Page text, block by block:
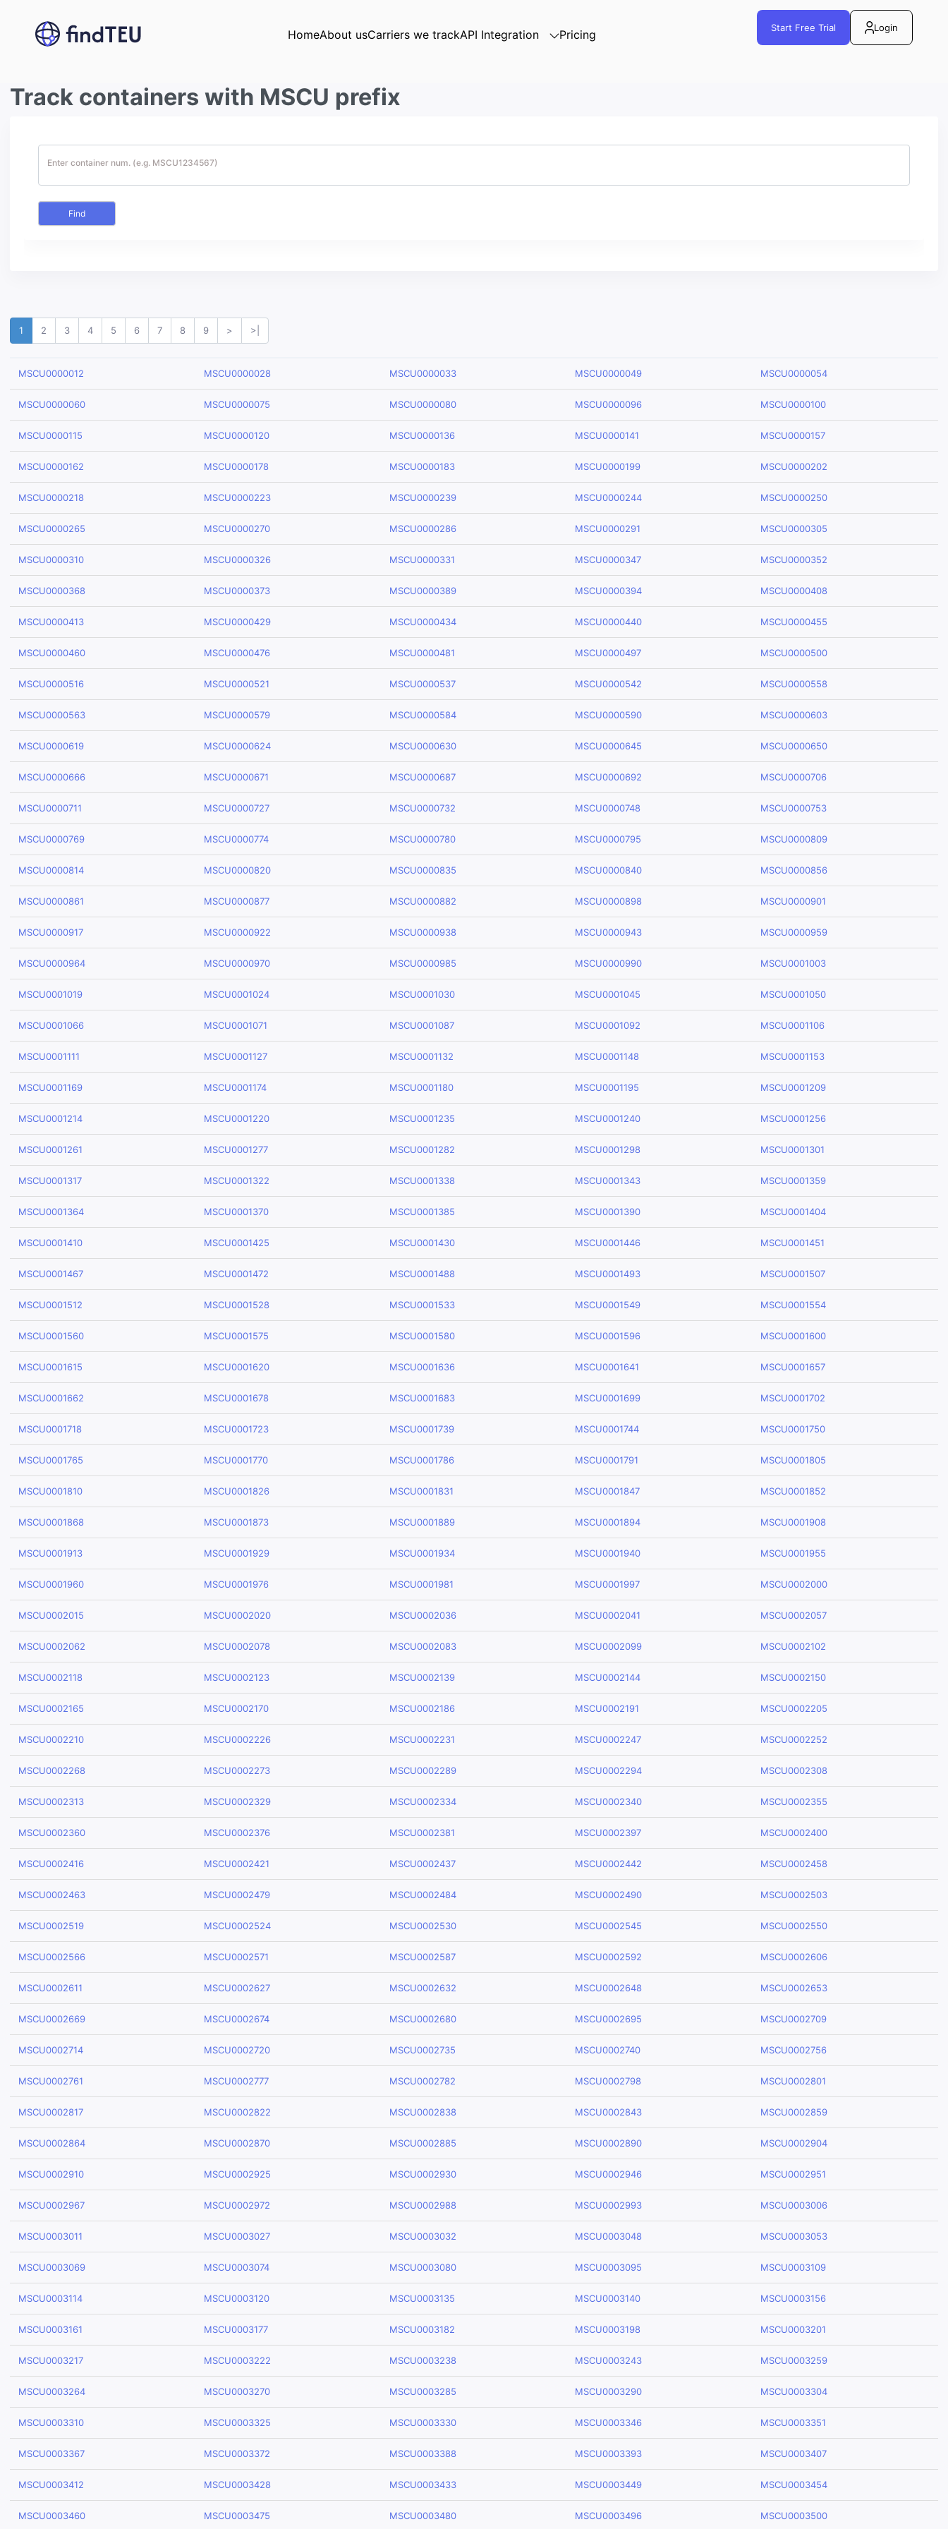
HomeAbout usCarriers we trackAPI Integration Pricing
Start Free Trial Login
Track containers with MSCU prefix
Enter container num. (e.g. MSCU1234567)
Find
1 2 3 4 5 6 7 8 9 > >|
MSCU0000012 MSCU0000028 MSCU0000033 MSCU0000049 MSCU0000054
MSCU0000060 MSCU0000075 MSCU0000080 MSCU0000096 MSCU0000100
MSCU0000115 MSCU0000120 MSCU0000136 MSCU0000141 MSCU0000157
MSCU0000162 MSCU0000178 MSCU0000183 MSCU0000199 MSCU0000202
MSCU0000218 MSCU0000223 MSCU0000239 MSCU0000244 MSCU0000250
MSCU0000265 MSCU0000270 MSCU0000286 MSCU0000291 MSCU0000305
MSCU0000310 MSCU0000326 MSCU0000331 MSCU0000347 MSCU0000352
MSCU0000368 MSCU0000373 MSCU0000389 MSCU0000394 MSCU0000408
MSCU0000413 MSCU0000429 MSCU0000434 MSCU0000440 MSCU0000455
MSCU0000460 MSCU0000476 MSCU0000481 MSCU0000497 MSCU0000500
MSCU0000516 MSCU0000521 MSCU0000537 MSCU0000542 MSCU0000558
MSCU0000563 MSCU0000579 MSCU0000584 MSCU0000590 MSCU0000603
MSCU0000619 MSCU0000624 MSCU0000630 MSCU0000645 MSCU0000650
MSCU0000666 MSCU0000671 MSCU0000687 MSCU0000692 MSCU0000706
MSCU0000711 MSCU0000727 MSCU0000732 MSCU0000748 MSCU0000753
MSCU0000769 MSCU0000774 MSCU0000780 MSCU0000795 MSCU0000809
MSCU0000814 MSCU0000820 MSCU0000835 MSCU0000840 MSCU0000856
MSCU0000861 MSCU0000877 MSCU0000882 MSCU0000898 MSCU0000901
MSCU0000917 MSCU0000922 MSCU0000938 MSCU0000943 MSCU0000959
MSCU0000964 MSCU0000970 MSCU0000985 MSCU0000990 MSCU0001003
MSCU0001019 MSCU0001024 MSCU0001030 MSCU0001045 MSCU0001050
MSCU0001066 MSCU0001071 MSCU0001087 MSCU0001092 MSCU0001106
MSCU0001111 MSCU0001127 MSCU0001132 MSCU0001148 MSCU0001153
MSCU0001169 MSCU0001174 MSCU0001180 MSCU0001195 MSCU0001209
MSCU0001214 MSCU0001220 MSCU0001235 MSCU0001240 MSCU0001256
MSCU0001261 MSCU0001277 MSCU0001282 MSCU0001298 MSCU0001301
MSCU0001317 MSCU0001322 MSCU0001338 MSCU0001343 MSCU0001359
MSCU0001364 MSCU0001370 MSCU0001385 MSCU0001390 MSCU0001404
MSCU0001410 MSCU0001425 MSCU0001430 MSCU0001446 MSCU0001451
MSCU0001467 MSCU0001472 MSCU0001488 MSCU0001493 MSCU0001507
MSCU0001512 MSCU0001528 MSCU0001533 MSCU0001549 MSCU0001554
MSCU0001560 MSCU0001575 MSCU0001580 MSCU0001596 MSCU0001600
MSCU0001615 MSCU0001620 MSCU0001636 MSCU0001641 MSCU0001657
MSCU0001662 MSCU0001678 MSCU0001683 MSCU0001699 MSCU0001702
MSCU0001718 MSCU0001723 MSCU0001739 MSCU0001744 MSCU0001750
MSCU0001765 MSCU0001770 MSCU0001786 MSCU0001791 MSCU0001805
MSCU0001810 MSCU0001826 MSCU0001831 MSCU0001847 MSCU0001852
MSCU0001868 MSCU0001873 MSCU0001889 MSCU0001894 MSCU0001908
MSCU0001913 MSCU0001929 MSCU0001934 MSCU0001940 MSCU0001955
MSCU0001960 MSCU0001976 MSCU0001981 MSCU0001997 MSCU0002000
MSCU0002015 MSCU0002020 MSCU0002036 MSCU0002041 MSCU0002057
MSCU0002062 MSCU0002078 MSCU0002083 MSCU0002099 MSCU0002102
MSCU0002118 MSCU0002123 MSCU0002139 MSCU0002144 MSCU0002150
MSCU0002165 MSCU0002170 MSCU0002186 MSCU0002191 MSCU0002205
MSCU0002210 MSCU0002226 MSCU0002231 MSCU0002247 MSCU0002252
MSCU0002268 MSCU0002273 MSCU0002289 MSCU0002294 MSCU0002308
MSCU0002313 MSCU0002329 MSCU0002334 MSCU0002340 MSCU0002355
MSCU0002360 MSCU0002376 MSCU0002381 MSCU0002397 MSCU0002400
MSCU0002416 MSCU0002421 MSCU0002437 MSCU0002442 MSCU0002458
MSCU0002463 MSCU0002479 MSCU0002484 MSCU0002490 MSCU0002503
MSCU0002519 MSCU0002524 MSCU0002530 MSCU0002545 MSCU0002550
MSCU0002566 MSCU0002571 MSCU0002587 MSCU0002592 MSCU0002606
MSCU0002611 MSCU0002627 MSCU0002632 MSCU0002648 MSCU0002653
MSCU0002669 MSCU0002674 MSCU0002680 MSCU0002695 MSCU0002709
MSCU0002714 MSCU0002720 MSCU0002735 MSCU0002740 MSCU0002756
MSCU0002761 MSCU0002777 MSCU0002782 MSCU0002798 MSCU0002801
MSCU0002817 MSCU0002822 MSCU0002838 MSCU0002843 MSCU0002859
MSCU0002864 MSCU0002870 MSCU0002885 MSCU0002890 MSCU0002904
MSCU0002910 MSCU0002925 MSCU0002930 MSCU0002946 MSCU0002951
MSCU0002967 MSCU0002972 MSCU0002988 MSCU0002993 MSCU0003006
MSCU0003011 MSCU0003027 MSCU0003032 MSCU0003048 MSCU0003053
MSCU0003069 MSCU0003074 MSCU0003080 MSCU0003095 MSCU0003109
MSCU0003114 MSCU0003120 MSCU0003135 MSCU0003140 MSCU0003156
MSCU0003161 MSCU0003177 MSCU0003182 MSCU0003198 MSCU0003201
MSCU0003217 MSCU0003222 MSCU0003238 MSCU0003243 MSCU0003259
MSCU0003264 MSCU0003270 MSCU0003285 MSCU0003290 MSCU0003304
MSCU0003310 MSCU0003325 MSCU0003330 MSCU0003346 MSCU0003351
MSCU0003367 MSCU0003372 MSCU0003388 MSCU0003393 MSCU0003407
MSCU0003412 MSCU0003428 MSCU0003433 MSCU0003449 MSCU0003454
MSCU0003460 MSCU0003475 MSCU0003480 MSCU0003496 MSCU0003500